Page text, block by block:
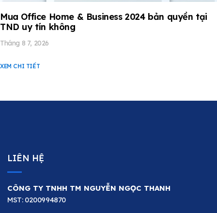
Mua Office Home & Business 2024 bản quyền tại
TND uy tín không
Tháng 8 7, 2026
XEM CHI TIẾT
LIÊN HỆ
CÔNG TY TNHH TM NGUYỄN NGỌC THANH
MST: 0200994870